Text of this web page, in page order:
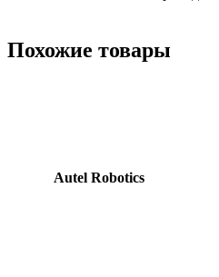
Autel Robotics
Похожие товары